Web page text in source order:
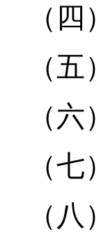
（四
（五
（六
（七
（八